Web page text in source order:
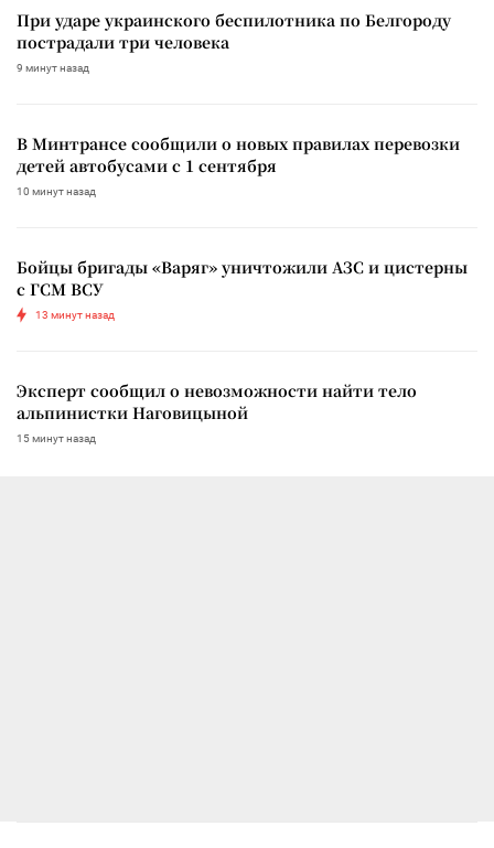
При ударе украинского беспилотника по Белгороду
пострадали три человека
9 минут назад
В Минтрансе сообщили о новых правилах перевозки
детей автобусами с 1 сентября
10 минут назад
Бойцы бригады «Варяг» уничтожили АЗС и цистерны
с ГСМ ВСУ
13 минут назад
Эксперт сообщил о невозможности найти тело
альпинистки Наговицыной
15 минут назад